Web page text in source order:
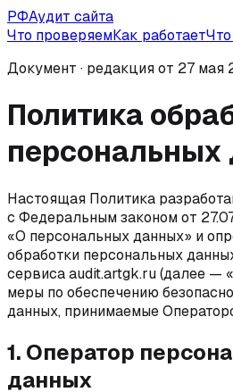
РФАудит сайта
Что проверяемКак работает
Документ · редакция от 27 мая
Политика
Настоящая Политика
с Федеральным законом от
«О персональных данных» и
обработки персональных
сервиса audit.artgk.ru (далее —
меры по обеспечению
данных, принимаемые
1. Оператор
данных